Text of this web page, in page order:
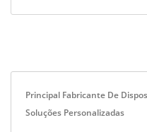
Principal Fabricante De
Soluções Personalizadas